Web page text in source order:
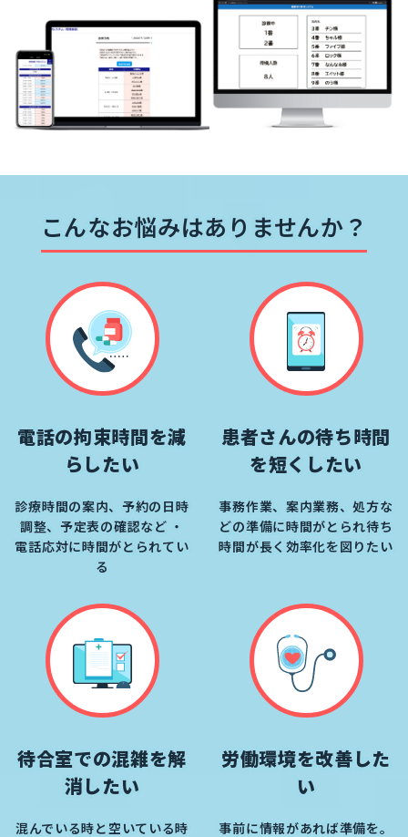
こんなお悩みはありませんか？
電話の拘束時間を減
らしたい
診療時間の案内、予約の日時
調整、予定表の確認など ・
電話応対に時間がとられてい
る
患者さんの待ち時間
を短くしたい
事務作業、案内業務、処方な
どの準備に時間がとられ待ち
時間が長く効率化を図りたい
待合室での混雑を解
消したい
混んでいる時と空いている時
労働環境を改善した
い
事前に情報があれば準備を。